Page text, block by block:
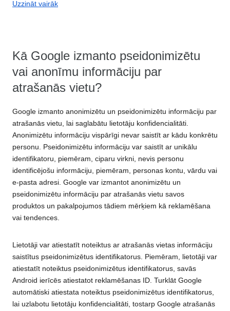
Uzzināt vairāk
Kā Google izmanto pseidonimizētu
vai anonīmu informāciju par
atrašanās vietu?
Google izmanto anonimizētu un pseidonimizētu informāciju par
atrašanās vietu, lai saglabātu lietotāju konfidencialitāti.
Anonimizētu informāciju vispārīgi nevar saistīt ar kādu konkrētu
personu. Pseidonimizētu informāciju var saistīt ar unikālu
identifikatoru, piemēram, ciparu virkni, nevis personu
identificējošu informāciju, piemēram, personas kontu, vārdu vai
e-pasta adresi. Google var izmantot anonimizētu un
pseidonimizētu informāciju par atrašanās vietu savos
produktos un pakalpojumos tādiem mērķiem kā reklamēšana
vai tendences.
Lietotāji var atiestatīt noteiktus ar atrašanās vietas informāciju
saistītus pseidonimizētus identifikatorus. Piemēram, lietotāji var
atiestatīt noteiktus pseidonimizētus identifikatorus, savās
Android ierīcēs atiestatot reklamēšanas ID. Turklāt Google
automātiski atiestata noteiktus pseidonimizētus identifikatorus,
lai uzlabotu lietotāju konfidencialitāti, tostarp Google atrašanās